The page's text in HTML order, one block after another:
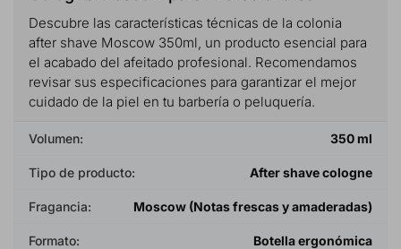
Descubre las características técnicas de la colonia
after shave Moscow 350ml, un producto esencial para
el acabado del afeitado profesional. Recomendamos
revisar sus especificaciones para garantizar el mejor
cuidado de la piel en tu barbería o peluquería.
Volumen: 350 ml
Tipo de producto: After shave cologne
Fragancia: Moscow (Notas frescas y amaderadas)
Formato: Botella ergonómica